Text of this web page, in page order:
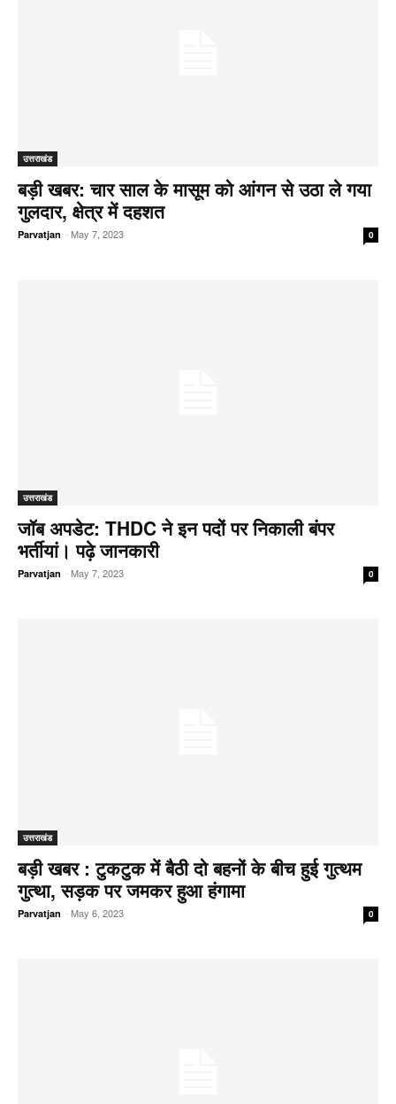
उत्तराखंड
बड़ी खबर: चार साल के मासूम को आंगन से उठा ले गया
गुलदार, क्षेत्र में दहशत
Parvatjan -May 7, 2023 0
उत्तराखंड
जॉब अपडेट: THDC ने इन पदों पर निकाली बंपर
भर्तीयां। पढ़े जानकारी
Parvatjan -May 7, 2023 0
उत्तराखंड
बड़ी खबर : टुकटुक में बैठी दो बहनों के बीच हुई गुत्थम
गुत्था, सड़क पर जमकर हुआ हंगामा
Parvatjan -May 6, 2023 0